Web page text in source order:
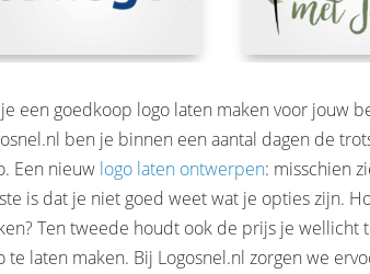
een goedkoop logo laten maken voor jouw
ben je binnen een aantal dagen de
Een nieuw logo laten ontwerpen: misschien
is dat je niet goed weet wat je opties zijn.
Ten tweede houdt ook de prijs je wellicht
te laten maken. Bij Logosnel.nl zorgen we